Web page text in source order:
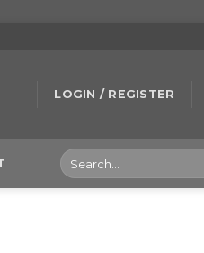
LOGIN / REGISTER
Search
for: